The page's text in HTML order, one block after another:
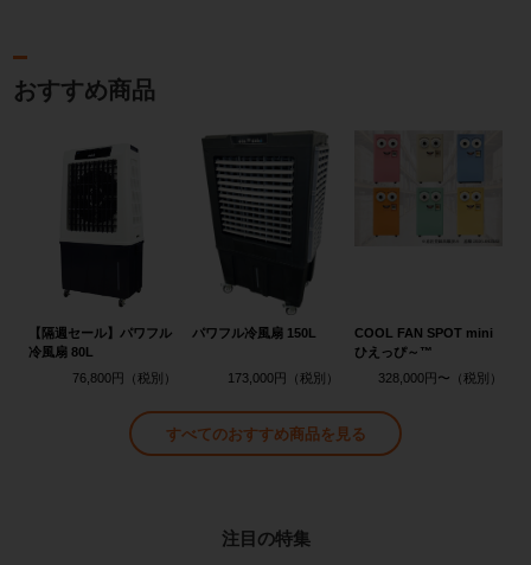
おすすめ商品
【隔週セール】パワフル
冷風扇 80L
76,800円
パワフル冷風扇 150L
173,000円
COOL FAN SPOT mini
ひえっぴ～™
328,000円〜
すべてのおすすめ商品を見る
注目の特集